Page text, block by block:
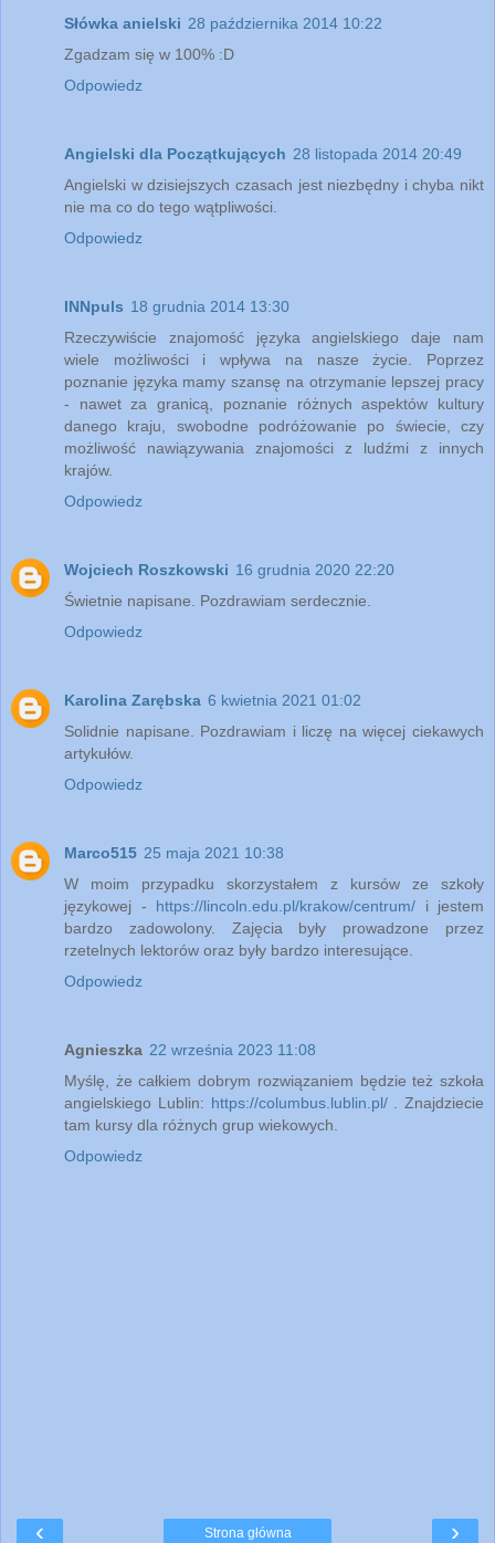
Słówka anielski 28 października 2014 10:22
Zgadzam się w 100% :D
Odpowiedz
Angielski dla Początkujących 28 listopada 2014 20:49
Angielski w dzisiejszych czasach jest niezbędny i chyba nikt
nie ma co do tego wątpliwości.
Odpowiedz
INNpuls 18 grudnia 2014 13:30
Rzeczywiście znajomość języka angielskiego daje nam
wiele możliwości i wpływa na nasze życie. Poprzez
poznanie języka mamy szansę na otrzymanie lepszej pracy
- nawet za granicą, poznanie różnych aspektów kultury
danego kraju, swobodne podróżowanie po świecie, czy
możliwość nawiązywania znajomości z ludźmi z innych
krajów.
Odpowiedz
Wojciech Roszkowski 16 grudnia 2020 22:20
Świetnie napisane. Pozdrawiam serdecznie.
Odpowiedz
Karolina Zarębska 6 kwietnia 2021 01:02
Solidnie napisane. Pozdrawiam i liczę na więcej ciekawych
artykułów.
Odpowiedz
Marco515 25 maja 2021 10:38
W moim przypadku skorzystałem z kursów ze szkoły
językowej - https://lincoln.edu.pl/krakow/centrum/ i jestem
bardzo zadowolony. Zajęcia były prowadzone przez
rzetelnych lektorów oraz były bardzo interesujące.
Odpowiedz
Agnieszka 22 września 2023 11:08
Myślę, że całkiem dobrym rozwiązaniem będzie też szkoła
angielskiego Lublin: https://columbus.lublin.pl/. Znajdziecie
tam kursy dla różnych grup wiekowych.
Odpowiedz
‹ ›
Strona główna